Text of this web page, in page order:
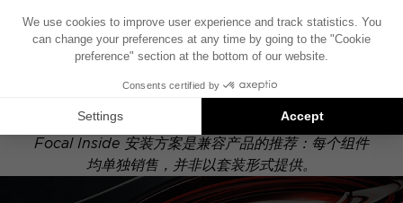
此安装示意图基于配有原厂音响系统的车辆绘制。如果
您的车辆配有特定的高保真选装配置，图中所示组件的
位置可能会有所不同。
Focal Inside 安装方案是兼容产品的推荐：每个组件
均单独销售，并非以套装形式提供。